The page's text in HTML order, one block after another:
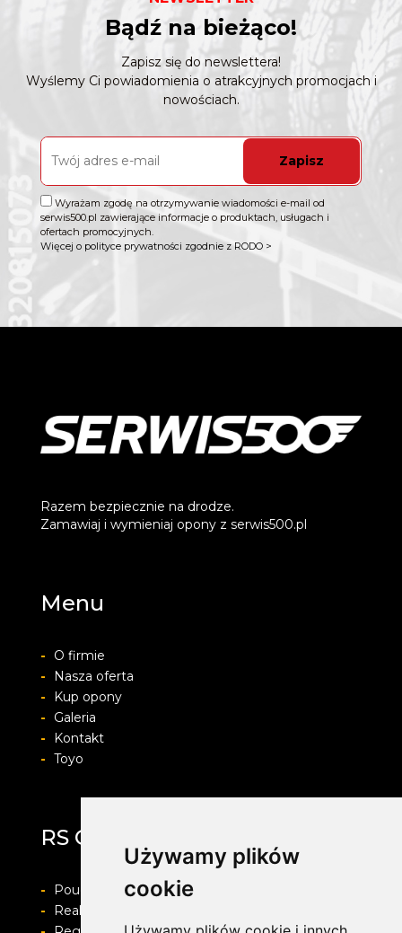
Używamy plików
cookie
Bądź na bieżąco!
Zapisz się do newslettera!
Wyślemy Ci powiadomienia o atrakcyjnych promocjach i
nowościach.
Zapisz
Wyrażam zgodę na otrzymywanie wiadomości e-mail od
serwis500.pl zawierające informacje o produktach, usługach i
ofertach promocyjnych.
Więcej o polityce prywatności zgodnie z RODO >
Razem bezpiecznie na drodze.
Zamawiaj i wymieniaj opony z serwis500.pl
Menu
-
O firmie
-
Nasza oferta
-
Kup opony
-
Galeria
-
Kontakt
- Toyo
RS OPONY
-
Pouczenie o prawie do odstapienia od umowy
-
Realizacja zamówienia i formy płatności